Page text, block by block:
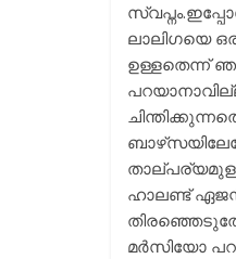
ലാലിഗയെ
ഉള്ളതെന്ന്
ഹാലണ്ട്
മർസിയോ